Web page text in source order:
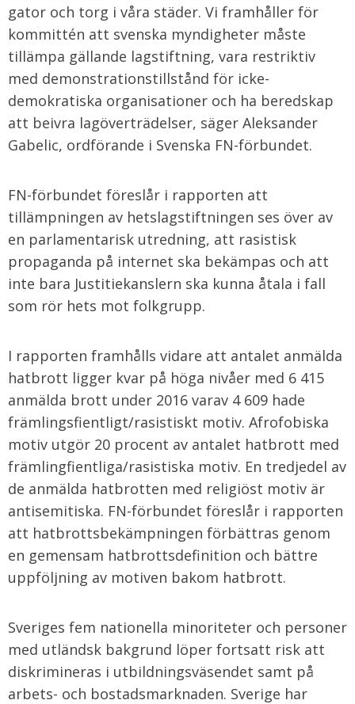
gator och torg i våra städer. Vi framhåller för
kommittén att svenska myndigheter måste
tillämpa gällande lagstiftning, vara restriktiv
med demonstrationstillstånd för icke-
demokratiska organisationer och ha beredskap
att beivra lagöverträdelser, säger Aleksander
Gabelic, ordförande i Svenska FN-förbundet.
FN-förbundet föreslår i rapporten att
tillämpningen av hetslagstiftningen ses över av
en parlamentarisk utredning, att rasistisk
propaganda på internet ska bekämpas och att
inte bara Justitiekanslern ska kunna åtala i fall
som rör hets mot folkgrupp.
I rapporten framhålls vidare att antalet anmälda
hatbrott ligger kvar på höga nivåer med 6 415
anmälda brott under 2016 varav 4 609 hade
främlingsfientligt/rasistiskt motiv. Afrofobiska
motiv utgör 20 procent av antalet hatbrott med
främlingfientliga/rasistiska motiv. En tredjedel av
de anmälda hatbrotten med religiöst motiv är
antisemitiska. FN-förbundet föreslår i rapporten
att hatbrottsbekämpningen förbättras genom
en gemensam hatbrottsdefinition och bättre
uppföljning av motiven bakom hatbrott.
Sveriges fem nationella minoriteter och personer
med utländsk bakgrund löper fortsatt risk att
diskrimineras i utbildningsväsendet samt på
arbets- och bostadsmarknaden. Sverige har